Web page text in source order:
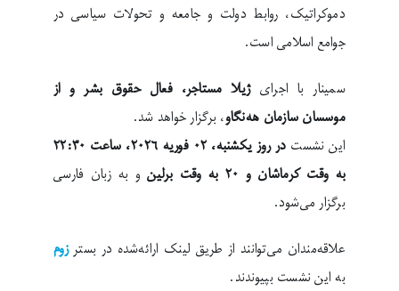
دموکراتیک، روابط دولت و جامعه و تحولات سیاسی در
جوامع اسلامی است.
سمینار با اجرایژیلا مستاجر، فعال حقوق بشر و از
موسسان سازمان هەنگاو، برگزار خواهد شد.
این نشست
در روز یکشنبه، ٠٢ فوریه ۲۰۲٦، ساعت ٢٢:٣٠
به وقت کرماشان و ٢٠ به وقت برلین
و به زبان فارسی
برگزار می‌شود.
علاقه‌مندان می‌توانند از طریق لینک ارائه‌شده در بسترزوم
به این نشست بپیوندند.